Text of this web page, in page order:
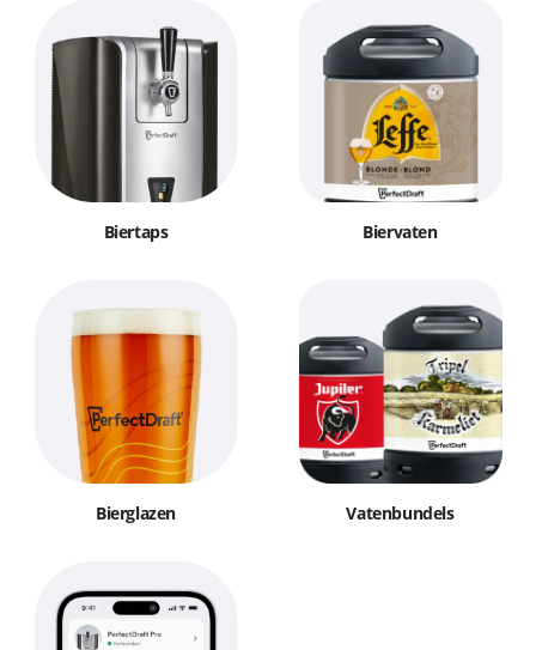
Biertaps Biervaten
Bierglazen Vatenbundels